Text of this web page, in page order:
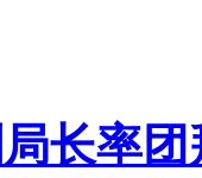
长率